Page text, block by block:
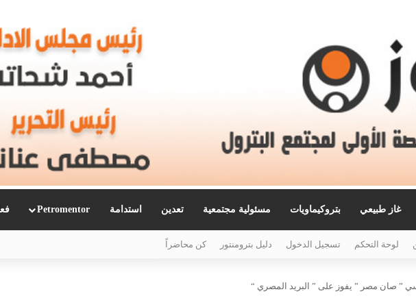
غاز طبيعي بتروكيماويات مسئولية مجتمعية تعدين استدامة Petromentor
لوحة التحكم تسجيل الدخول دليل بترومنتور كن محاضراً
” صان مصر ” يفوز على ” البريد المصري “